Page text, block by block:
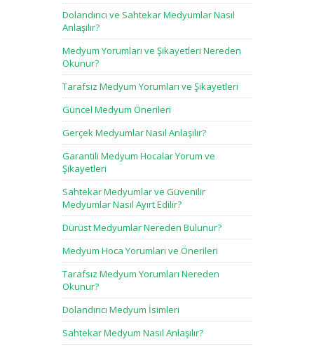
Dolandırıcı ve Sahtekar Medyumlar Nasıl
Anlaşılır?
Medyum Yorumları ve Şikayetleri Nereden
Okunur?
Tarafsız Medyum Yorumları ve Şikayetleri
Güncel Medyum Önerileri
Gerçek Medyumlar Nasıl Anlaşılır?
Garantili Medyum Hocalar Yorum ve
Şikayetleri
Sahtekar Medyumlar ve Güvenilir
Medyumlar Nasıl Ayırt Edilir?
Dürüst Medyumlar Nereden Bulunur?
Medyum Hoca Yorumları ve Önerileri
Tarafsız Medyum Yorumları Nereden
Okunur?
Dolandırıcı Medyum İsimleri
Sahtekar Medyum Nasıl Anlaşılır?